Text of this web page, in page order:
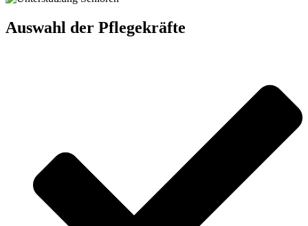
Auswahl der Pflegekräfte